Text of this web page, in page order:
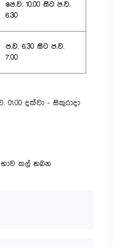
පෙ.ව. 10.00 සිට ප.ව.
6.30
ප.ව. 6.30 සිට ප.ව.
7.00
දක්වා - සිකුරාදා
සභාව කල් තබන